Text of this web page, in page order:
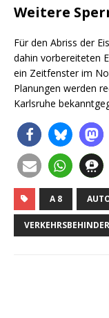
Weitere
Für den Abriss der
dahin vorbereiteten
ein Zeitfenster im
Planungen werden
Karlsruhe
A 8